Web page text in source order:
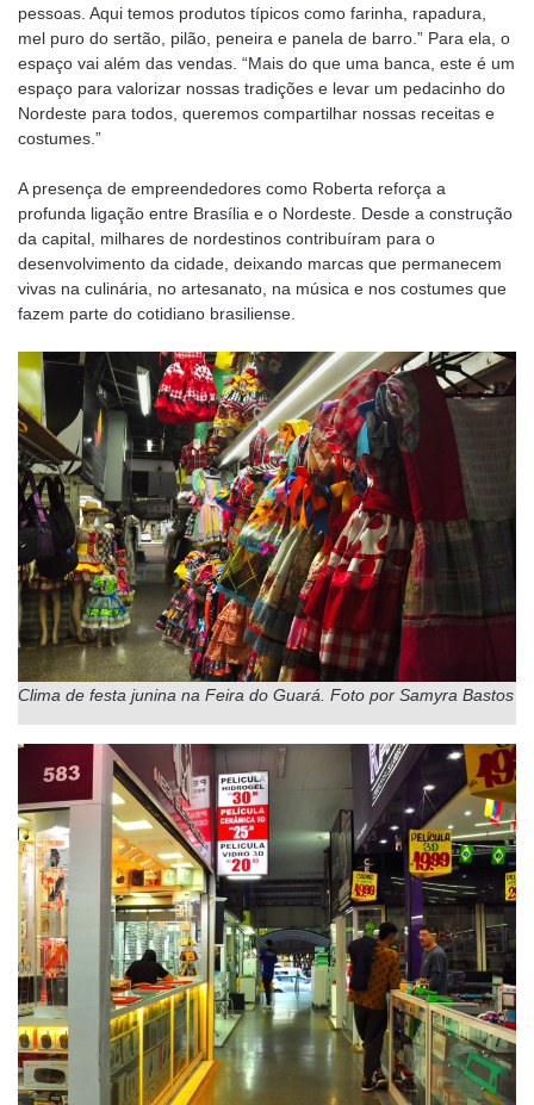
pessoas. Aqui temos produtos típicos como farinha, rapadura,
mel puro do sertão, pilão, peneira e panela de barro.” Para ela, o
espaço vai além das vendas. “Mais do que uma banca, este é um
espaço para valorizar nossas tradições e levar um pedacinho do
Nordeste para todos, queremos compartilhar nossas receitas e
costumes.”
A presença de empreendedores como Roberta reforça a
profunda ligação entre Brasília e o Nordeste. Desde a construção
da capital, milhares de nordestinos contribuíram para o
desenvolvimento da cidade, deixando marcas que permanecem
vivas na culinária, no artesanato, na música e nos costumes que
fazem parte do cotidiano brasiliense.
Clima de festa junina na Feira do Guará. Foto por Samyra Bastos